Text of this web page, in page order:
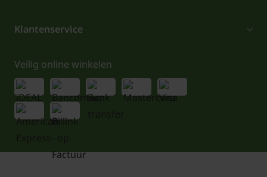
Klantenservice
Veilig online winkelen